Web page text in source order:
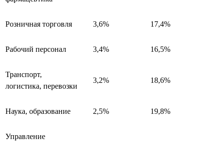
Розничная торговля 3,6% 17,4%
Рабочий персонал 3,4% 16,5%
Транспорт,
логистика, перевозки
3,2% 18,6%
Наука, образование 2,5% 19,8%
Управление